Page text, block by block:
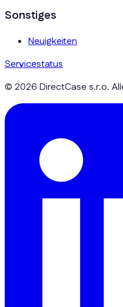
Sonstiges
Neuigkeiten
Servicestatus
© 2026 DirectCase s.r.o.